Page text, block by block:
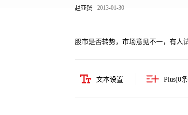
赵亚赟 2013-01-30
股市是否转势，市场意见不一，有人
文本设置 Plus(0